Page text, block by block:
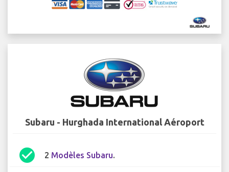
Subaru - Hurghada International Aéroport
check_circle 2 Modèles Subaru.